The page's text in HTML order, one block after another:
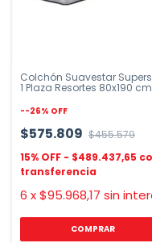
Colchón Suavestar
1 Plaza Resortes 80x190 cm
--26% OFF
$575.809 $455.579
$489.437,65
6 x$95.968,17 sin
COMPRAR